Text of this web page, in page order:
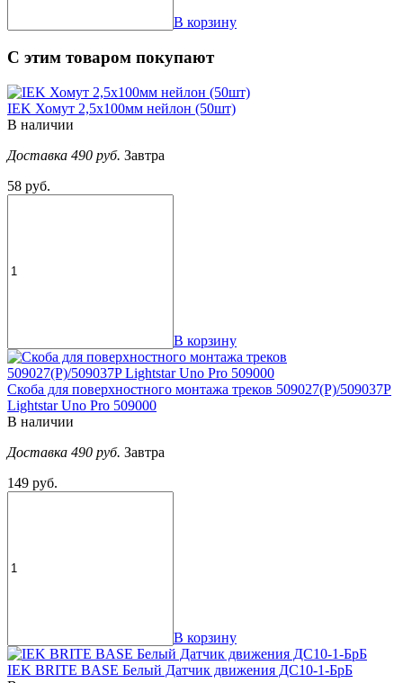
В корзину
С этим товаром покупают
IEK Хомут 2,5х100мм нейлон (50шт)
В наличии
Доставка 490 руб. Завтра
58 руб.
В корзину
Скоба для поверхностного монтажа треков 509027(P)/509037P
Lightstar Uno Pro 509000
В наличии
Доставка 490 руб. Завтра
149 руб.
В корзину
IEK BRITE BASE Белый Датчик движения ДС10-1-БрБ